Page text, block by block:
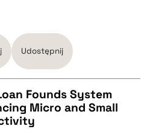
Udostępnij
Founds System
Micro and Small